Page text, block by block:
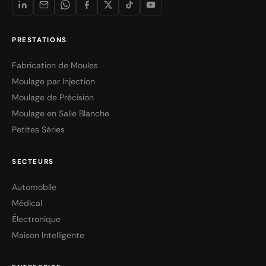
PRESTATIONS
Fabrication de Moules
Moulage par Injection
Moulage de Précision
Moulage en Salle Blanche
Petites Séries
SECTEURS
Automobile
Médical
Électronique
Maison Intelligente